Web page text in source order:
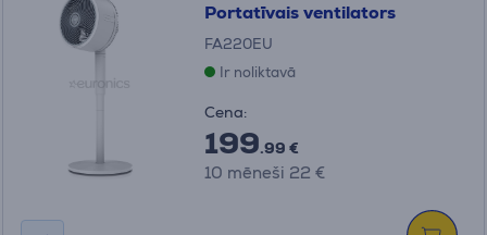
Portatīvais ventilators
FA220EU
Ir noliktavā
Cena:
199.99 €
10 mēneši 22 €